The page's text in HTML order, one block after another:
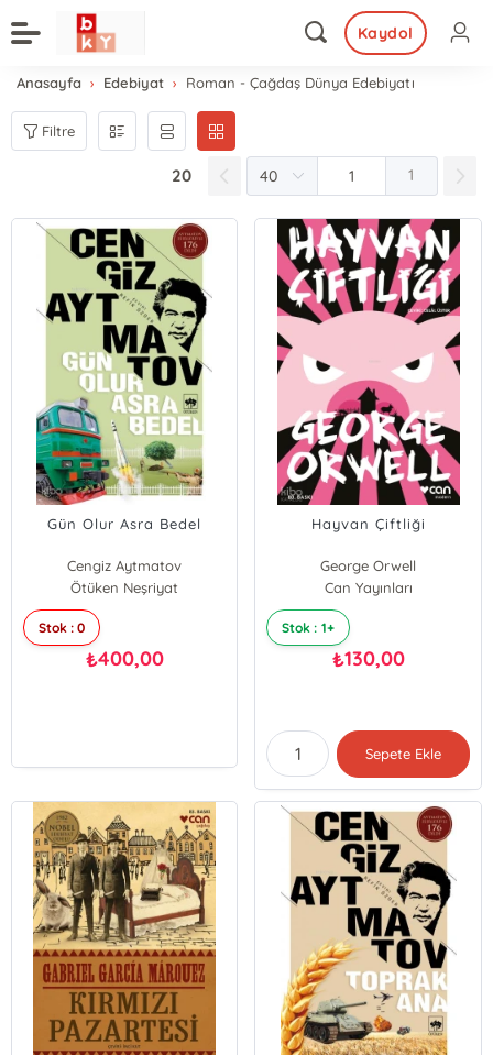
Kaydol
Anasayfa Edebiyat Roman - Çağdaş Dünya Edebiyatı
Filtre
20 1
Gün Olur Asra Bedel
Cengiz Aytmatov
Ötüken Neşriyat
Stok : 0
₺400,00
Hayvan Çiftliği
George Orwell
Can Yayınları
Stok : 1+
₺130,00
Sepete Ekle